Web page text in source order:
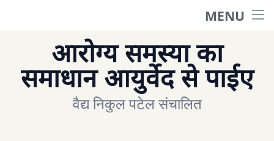
MENU
प्रश्न पूछे
पूछे गये प्रश्न
आरोग्य समस्या का
समाधान आयुर्वेद से पाईए
वैद्य निकुल पटेल संचालित